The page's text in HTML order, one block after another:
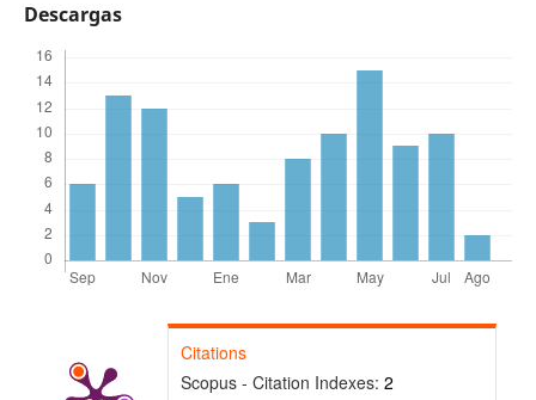
Descargas
Citations
Scopus - Citation Indexes: 2